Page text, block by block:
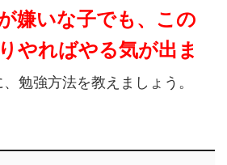
嫌いな子でも、この
やればやる気が出ま
勉強方法を教えましょう。